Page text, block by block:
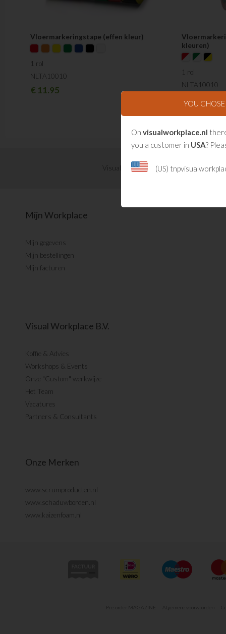
Vloermarkeringstape (effen kleur)
1 rol
NLTA10010
€11.95
kleuren)
1 rol
NLTA10010
€12.95
Visual Management updates ontvangen?
Mijn Workplace
Mijn gegevens
Mijn bestellingen
Mijn facturen
Visual Workplace B.V.
Koffie & Advies
Workshops & Events
Onze "Custom" werkwijze
Het Team
Vacatures
Partners & Consultants
Onze Merken
www.scrumproducten.nl
www.schaduwborden.nl
www.kaizenfoam.nl
Pre-order MAGAZINE Algemene voorwaarden
YOU CHOSE
On visualworkplace.nl
you a customer in USA?
(US)